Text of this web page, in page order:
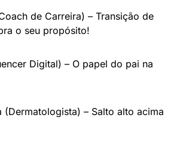
de Carreira) – Transição de
o seu propósito!
Digital) – O papel do pai na
(Dermatologista) – Salto alto acima